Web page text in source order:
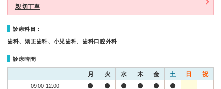
親切丁寧
診療科目：
歯科、矯正歯科、小児歯科、歯科口腔外科
診療時間
月 火 水 木 金 土 日 祝
09:00-12:00